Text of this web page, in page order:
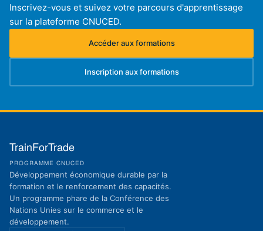
Inscrivez-vous et suivez votre parcours d'apprentissage
sur la plateforme CNUCED.
Accéder aux formations
(s'ouvre dans un nouvel onglet)
Inscription aux formations
(s'ouvre dans un nouvel onglet)
TrainForTrade
PROGRAMME CNUCED
Développement économique durable par la
formation et le renforcement des capacités.
Un programme phare de la Conférence des
Nations Unies sur le commerce et le
développement.